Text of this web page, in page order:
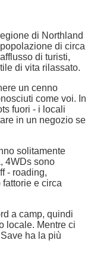
di Northland
di circa
di turisti,
di vita rilassato.
un cenno
come voi. In
fuori - i locali
in un negozio se
solitamente
4WDs sono
- roading,
e circa
a camp, quindi
locale. Mentre ci
ha la più